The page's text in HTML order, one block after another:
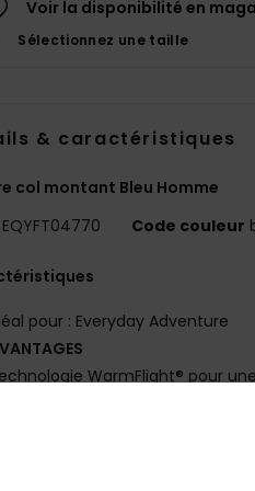
Voir la disponibilité en
Sélectionnez une taille
& caractéristiques
col montant Bleu Homme
EQYFT04770 Code couleur
pour : Everyday Adventure
WarmFlight® pour
Ce produit contient au moins
Matière : micro fleece, 100%